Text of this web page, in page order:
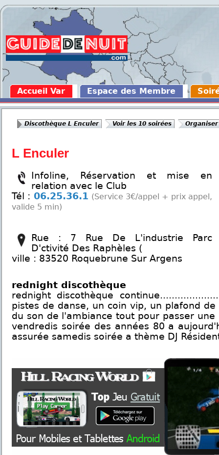
Accueil Var Espace des Membre
Discothèque L Enculer Voir les 10 soirées
L Enculer
Infoline, Réservation et mise en
relation avec le Club
Tél : 06.25.36.1 (Service 3€/appel + prix appel,
valide 5 min)
Rue : 7 Rue De L'industrie Parc
D'ctivité Des Raphèles (
ville : 83520 Roquebrune Sur Argens
rednight discothèque
rednight discothèque
pistes de danse, un coin vip, un plafond
du son de l'ambiance tout pour passer une
vendredis soirée des années 80 a
assurée samedis soirée a thème DJ Résident